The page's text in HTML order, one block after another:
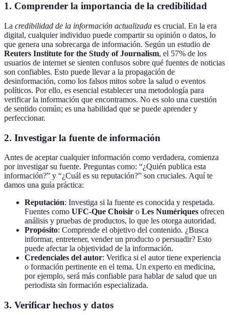
1. Comprender la importancia de la credibilidad
La credibilidad de la información actualizada es crucial. En la era
digital, cualquier individuo puede compartir su opinión o datos, lo
que genera una sobrecarga de información. Según un estudio de
Reuters Institute for the Study of Journalism, el 57% de los
usuarios de internet se sienten confusos sobre qué fuentes de noticias
son confiables. Esto puede llevar a la propagación de
desinformación, como los falsos mitos sobre la salud o eventos
políticos. Por ello, es esencial establecer una metodología para
verificar la información que encontramos. No es solo una cuestión
de sentido común; es una habilidad que se puede aprender y
perfeccionar.
2. Investigar la fuente de información
Antes de aceptar cualquier información como verdadera, comienza
por investigar su fuente. Preguntas como: “¿Quién publica esta
información?” y “¿Cuál es su reputación?” son cruciales. Aquí te
damos una guía práctica:
Reputación: Investiga si la fuente es conocida y respetada.
Fuentes como UFC-Que Choisir o Les Numériques ofrecen
análisis y pruebas de productos, lo que les otorga autoridad.
Propósito: Comprende el objetivo del contenido. ¿Busca
informar, entretener, vender un producto o persuadir? Esto
puede afectar la objetividad de la información.
Credenciales del autor: Verifica si el autor tiene experiencia
o formación pertinente en el tema. Un experto en medicina,
por ejemplo, será más confiable para hablar de salud que un
periodista sin formación especializada.
3. Verificar hechos y datos